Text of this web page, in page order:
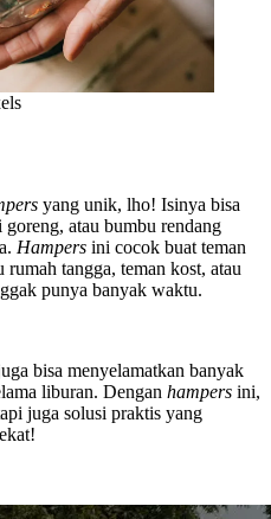
yang unik, lho! Isinya bisa
atau bumbu rendang
Hampers ini cocok buat teman
tangga, teman kost, atau
punya banyak waktu.
bisa menyelamatkan banyak
liburan. Dengan hampers ini,
juga solusi praktis yang